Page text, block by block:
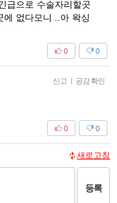
급으로 수술자리할곳
에 없다모니 ..아 왁싱
0
0
신고 | 공감 확인
0
0
새로고침
등록